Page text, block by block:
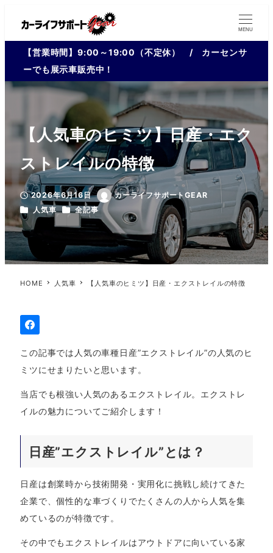
MENU
【営業時間】9:00～19:00（不定休） / カーセンサ
ーでも展示車販売中！
【人気車のヒミツ】日産・エク
ストレイルの特徴
投稿日
2026年6月16日
著
者
カーライフサポートGEAR
カテゴリー
人気車 カテゴリー
全記事
HOME 人気車 【人気車のヒミツ】日産・エクストレイルの特徴
この記事では人気の車種日産”エクストレイル”の人気のヒ
ミツにせまりたいと思います。
当店でも根強い人気のあるエクストレイル。エクストレ
イルの魅力についてご紹介します！
日産”エクストレイル”とは？
日産は創業時から技術開発・実用化に挑戦し続けてきた
企業で、個性的な車づくりでたくさんの人から人気を集
めているのが特徴です。
その中でもエクストレイルはアウトドアに向いている家